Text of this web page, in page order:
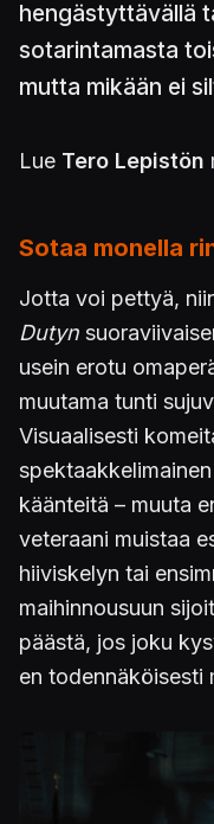
hengästyttävällä
sotarintamasta
mutta mikään ei
Lue Tero Lepistön
Sotaa monella
Jotta voi pettyä,
Dutyn
usein erotu
muutama tunti
Visuaalisesti
käänteitä – muuta
veteraani muistaa
hiiviskelyn tai
maihinnousuun
päästä, jos joku
en todennäköisesti